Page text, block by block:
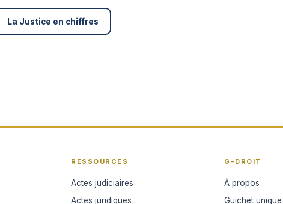
La Justice en chiffres
RESSOURCES
Actes judiciaires
Actes juridiques
G-DROIT
À propos
Guichet